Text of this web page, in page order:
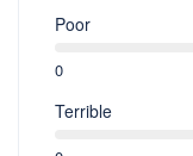
Poor
0
Terrible